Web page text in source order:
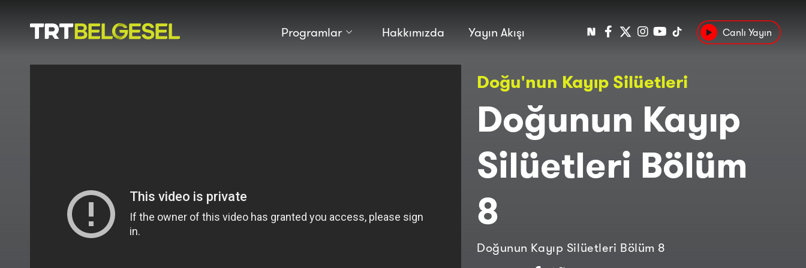
Programlar
Doğa
Macera
Popüler
Kültür
Tarih
Hakkımızda Yayın Akışı Canlı Yayın
Doğu'nun Kayıp Silüetleri
Doğunun Kayıp
Silüetleri Bölüm
8
Doğunun Kayıp Silüetleri Bölüm 8